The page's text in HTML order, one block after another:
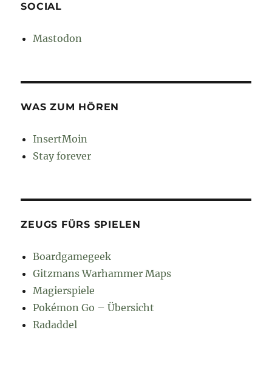
SOCIAL
Mastodon
WAS ZUM HÖREN
InsertMoin
Stay forever
ZEUGS FÜRS SPIELEN
Boardgamegeek
Gitzmans Warhammer Maps
Magierspiele
Pokémon Go – Übersicht
Radaddel